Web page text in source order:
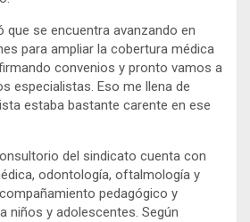
que se encuentra avanzando en
para ampliar la cobertura médica
convenios y pronto vamos a
especialistas. Eso me llena de
estaba bastante carente en ese
del sindicato cuenta con
odontología, oftalmología y
pedagógico y
niños y adolescentes. Según